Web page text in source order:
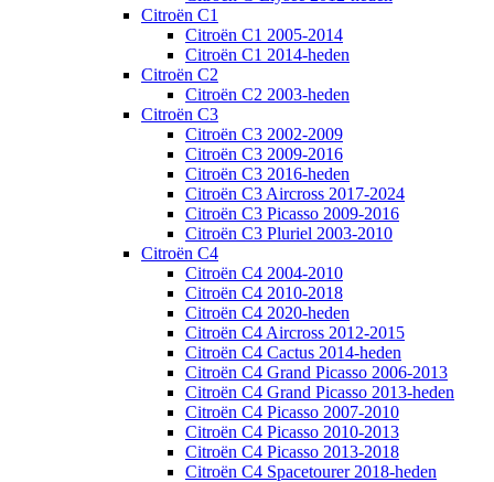
Citroën C1
Citroën C1 2005-2014
Citroën C1 2014-heden
Citroën C2
Citroën C2 2003-heden
Citroën C3
Citroën C3 2002-2009
Citroën C3 2009-2016
Citroën C3 2016-heden
Citroën C3 Aircross 2017-2024
Citroën C3 Picasso 2009-2016
Citroën C3 Pluriel 2003-2010
Citroën C4
Citroën C4 2004-2010
Citroën C4 2010-2018
Citroën C4 2020-heden
Citroën C4 Aircross 2012-2015
Citroën C4 Cactus 2014-heden
Citroën C4 Grand Picasso 2006-2013
Citroën C4 Grand Picasso 2013-heden
Citroën C4 Picasso 2007-2010
Citroën C4 Picasso 2010-2013
Citroën C4 Picasso 2013-2018
Citroën C4 Spacetourer 2018-heden